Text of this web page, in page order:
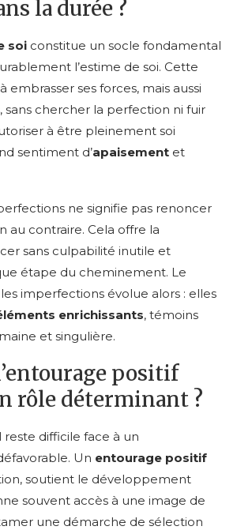
la durée ?
soi constitue un socle fondamental
l’estime de soi. Cette
embrasser ses forces, mais aussi
sans chercher la perfection ni fuir
à être pleinement soi
sentiment d’apaisement et
ne signifie pas renoncer
au contraire. Cela offre la
sans culpabilité inutile et
étape du cheminement. Le
imperfections évolue alors : elles
enrichissants, témoins
et singulière.
positif
rôle déterminant ?
difficile face à un
Un entourage positif
soutient le développement
souvent accès à une image de
une démarche de sélection